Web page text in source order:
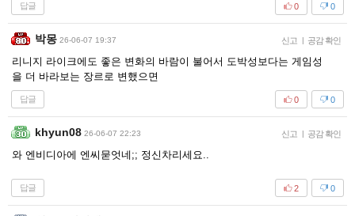
답글 0
0
박몽 26-06-07 19:37 신고 | 공감 확인
리니지 라이크에도 좋은 변화의 바람이 불어서 도박성보다는 게임성
을 더 바라보는 장르로 변했으면
답글 0
0
khyun08 26-06-07 22:23 신고 | 공감 확인
와 엔비디아에 엔씨묻엇네;; 정신차리세요..
답글 0
2